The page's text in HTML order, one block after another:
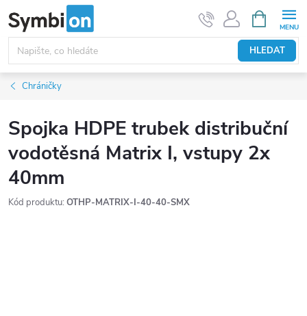
na
obsah
HLEDAT
NÁKUPNÍ
KOŠÍK
Chráničky
Spojka HDPE trubek distribuční
vodotěsná Matrix I, vstupy 2x
40mm
Kód produktu: OTHP-MATRIX-I-40-40-SMX